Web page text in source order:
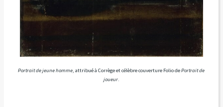
Portrait de jeune homme, attribué à Corrège et célèbre couverture Folio dePortrait de
joueur.